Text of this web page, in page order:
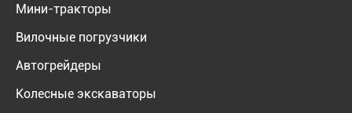
Мини-тракторы
Вилочные погрузчики
Автогрейдеры
Колесные экскаваторы